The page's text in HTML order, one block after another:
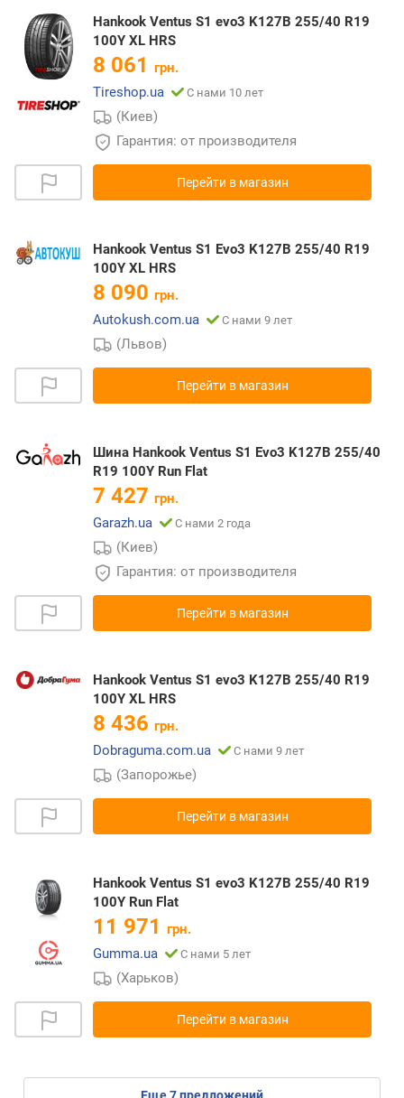
Hankook Ventus S1 evo3 K127B 255/40 R19
100Y XL HRS
8 061 грн.
Tireshop.ua
С нами 10 лет
(Киев)
Гарантия: от производителя
Перейти в магазин
Hankook Ventus S1 Evo3 K127B 255/40 R19
100Y XL HRS
8 090 грн.
Autokush.com.ua
С нами 9 лет
(Львов)
Перейти в магазин
Шина Hankook Ventus S1 Evo3 K127B 255/40
R19 100Y Run Flat
7 427 грн.
Garazh.ua
С нами 2 года
(Киев)
Гарантия: от производителя
Перейти в магазин
Hankook Ventus S1 evo3 K127B 255/40 R19
100Y XL HRS
8 436 грн.
Dobraguma.com.ua
С нами 9 лет
(Запорожье)
Перейти в магазин
Hankook Ventus S1 evo3 K127B 255/40 R19
100Y Run Flat
11 971 грн.
Gumma.ua
С нами 5 лет
(Харьков)
Перейти в магазин